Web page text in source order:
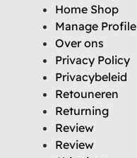
Home Shop
Manage Profile
Over ons
Privacy Policy
Privacybeleid
Retouneren
Returning
Review
Review